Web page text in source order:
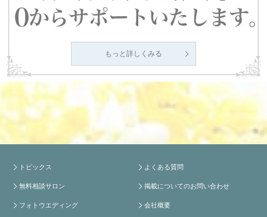
もっと詳しくみる
トピックス
無料相談サロン
フォトウエディング
よくある質問
掲載についてのお問い合わせ
会社概要